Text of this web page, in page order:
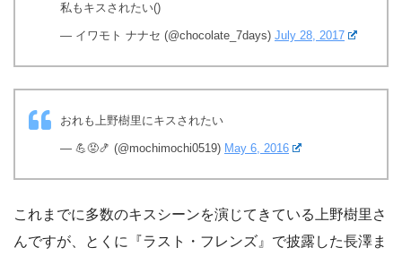
私もキスされたい()
— イワモト ナナセ (@chocolate_7days) July 28, 2017
おれも上野樹里にキスされたい
— 💪😡🍤 (@mochimochi0519) May 6, 2016
これまでに多数のキスシーンを演じてきている上野樹里さ
んですが、とくに『ラスト・フレンズ』で披露した長澤ま